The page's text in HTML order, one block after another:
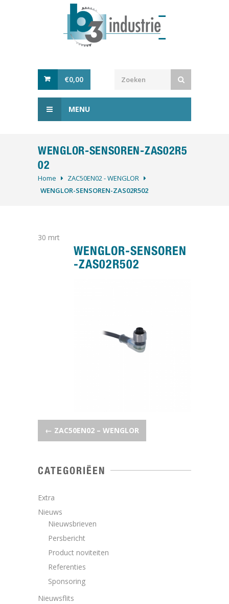
€0,00
MENU
WENGLOR-SENSOREN-ZAS02R5
02
Home
ZAC50EN02 - WENGLOR
WENGLOR-SENSOREN-ZAS02R502
30 mrt
WENGLOR-SENSOREN
-ZAS02R502
POST NAVIGATION
← ZAC50EN02 – WENGLOR
CATEGORIËEN
Extra
Nieuws
Nieuwsbrieven
Persbericht
Product noviteiten
Referenties
Sponsoring
Nieuwsflits